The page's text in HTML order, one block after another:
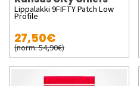
Lippalakki 9FIFTY Patch Low
Profile
27,50€
(norm. 54,90€)